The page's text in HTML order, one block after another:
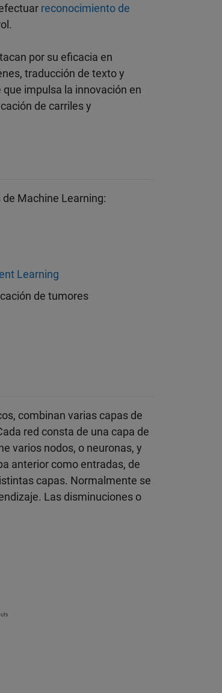
reconocimiento de
por su eficacia en
traducción de texto y
impulsa la innovación en
de carriles y
Machine Learning:
Learning
de tumores
combinan varias capas de
red consta de una capa de
varios nodos, o neuronas, y
anterior como entradas, de
capas. Normalmente se
Las disminuciones o